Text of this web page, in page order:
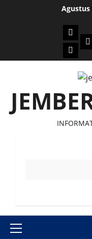
Agustus
News
Primary